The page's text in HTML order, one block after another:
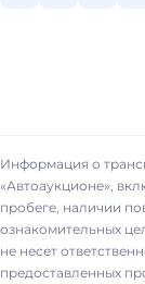
Информация о
«Автоаукционе»,
пробеге, наличии
ознакомительных
не несет
предоставленных